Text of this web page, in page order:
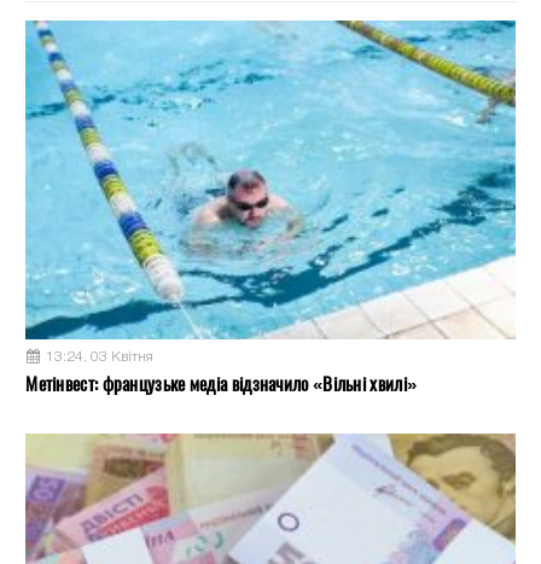
13:24, 03 Квітня
Метінвест: французьке медіа відзначило «Вільні хвилі»